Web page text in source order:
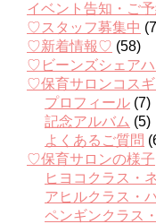
イベント告知・ご
♡スタッフ募集中
♡新着情報♡ (58)
♡ビーンズシェア
♡保育サロンコス
プロフィール (7)
記念アルバム (5)
よくあるご質問
♡保育サロンの様子
ヒヨコクラス・
アヒルクラス・
ペンギンクラス